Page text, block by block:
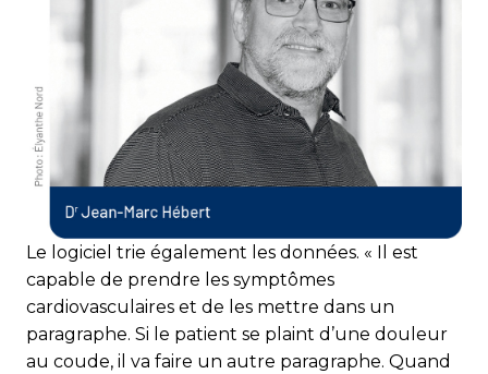
Le logiciel trie également les données. « Il est
capable de pren­dre les symptômes
cardiovasculaires et de les mettre dans un
paragraphe. Si le patient se plaint d’une douleur
au coude, il va faire un autre paragraphe. Quand